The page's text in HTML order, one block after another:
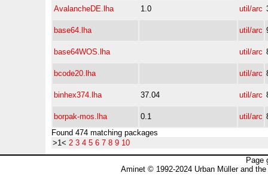
AvalancheDE.lha 1.0 util/arc
base64.lha util/arc
base64WOS.lha util/arc
bcode20.lha util/arc
binhex374.lha 37.04 util/arc
borpak-mos.lha 0.1 util/arc
Found 474 matching packages
>1< 2 3 4 5 6 7 8 9 10
Page
Aminet © 1992-2024 Urban Müller and the